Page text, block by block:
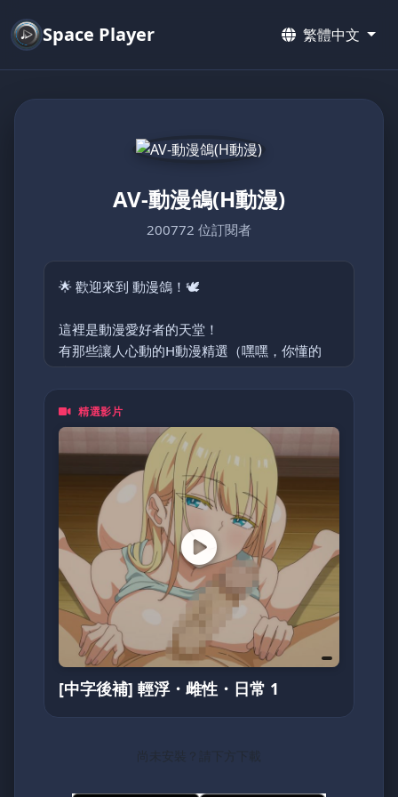
Space Player 繁體中文
AV-動漫鴿(H動漫)
200772 位訂閱者
🌟 歡迎來到 動漫鴿！🕊️
這裡是動漫愛好者的天堂！
有那些讓人心動的H動漫精選（嘿嘿，你懂的
主要分類:
裏番、泡麵番、同人作品、Cosplay
無論你是資深二次元住民，
還是剛入坑的新手，動漫鴿都歡迎你一起來嗨！
(不定期更換密碼)
5205566
精選影片
[中字後補] 輕浮・雌性・日常 1
尚未安裝？請下方下載